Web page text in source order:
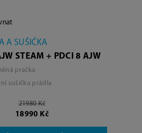
A SUŠIČKA
STEAM + PDCI 8 AJW
pračka
sušička prádla
21980 Kč
18990 Kč